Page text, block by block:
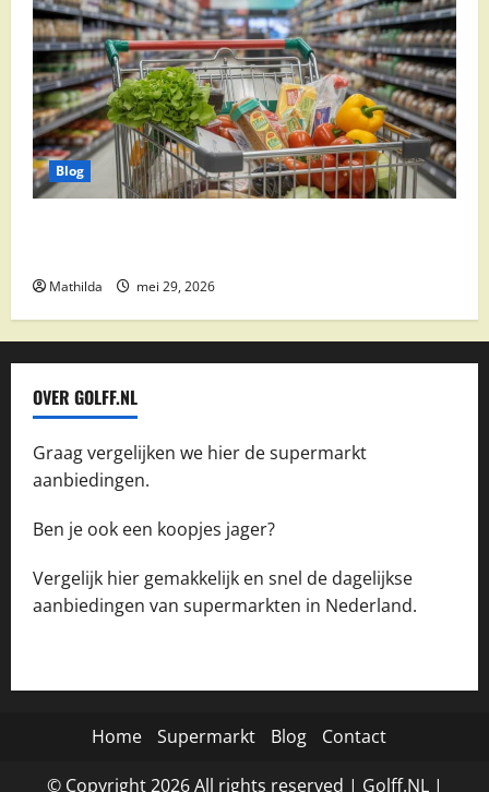
Blog
Mathilda mei 29, 2026
OVER GOLFF.NL
Graag vergelijken we hier de supermarkt
aanbiedingen.
Ben je ook een koopjes jager?
Vergelijk hier gemakkelijk en snel de dagelijkse
aanbiedingen van supermarkten in Nederland.
Home Supermarkt Blog Contact
© Copyright2026All rights reserved | Golff.NL|